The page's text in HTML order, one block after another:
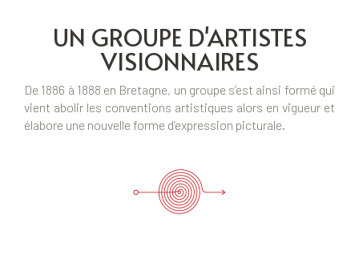
UN GROUPE D'ARTISTES
VISIONNAIRES
De 1886 à 1888 en Bretagne, un groupe s’est ainsi formé qui
vient abolir les conventions artistiques alors en vigueur et
élabore une nouvelle forme d’expression picturale.